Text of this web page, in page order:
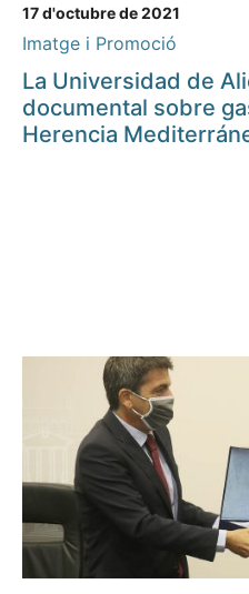
17 d'octubre de 2021
Imatge i Promoció
La Universidad de
documental sobre
Herencia